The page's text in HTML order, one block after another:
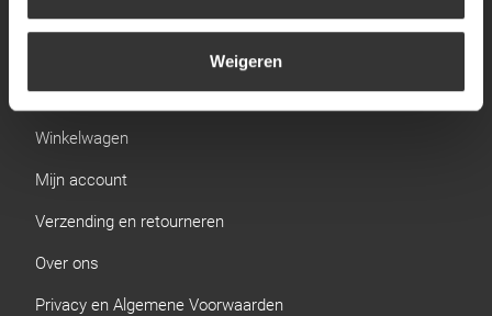
Weigeren
Links
Winkelwagen
Mijn account
Verzending en retourneren
Over ons
Privacy en Algemene Voorwaarden